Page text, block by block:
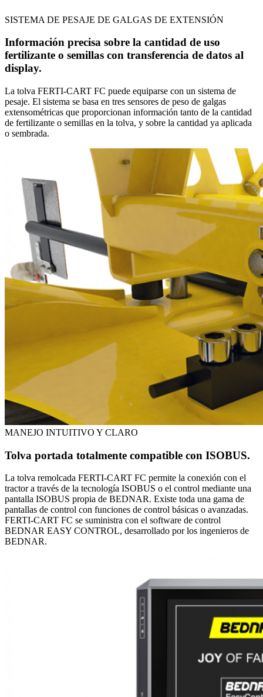
SISTEMA DE PESAJE DE GALGAS DE EXTENSIÓN
Información precisa sobre la cantidad de uso
fertilizante o semillas con transferencia de datos al
display.
La tolva FERTI-CART FC puede equiparse con un sistema de
pesaje. El sistema se basa en tres sensores de peso de galgas
extensométricas que proporcionan información tanto de la cantidad
de fertilizante o semillas en la tolva, y sobre la cantidad ya aplicada
o sembrada.
MANEJO INTUITIVO Y CLARO
Tolva portada totalmente compatible con ISOBUS.
La tolva remolcada FERTI-CART FC permite la conexión con el
tractor a través de la tecnología ISOBUS o el control mediante una
pantalla ISOBUS propia de BEDNAR. Existe toda una gama de
pantallas de control con funciones de control básicas o avanzadas.
FERTI-CART FC se suministra con el software de control
BEDNAR EASY CONTROL, desarrollado por los ingenieros de
BEDNAR.